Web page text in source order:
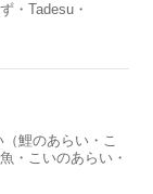
・Tadesu・
鯉のあらい・こ
・こいのあらい・